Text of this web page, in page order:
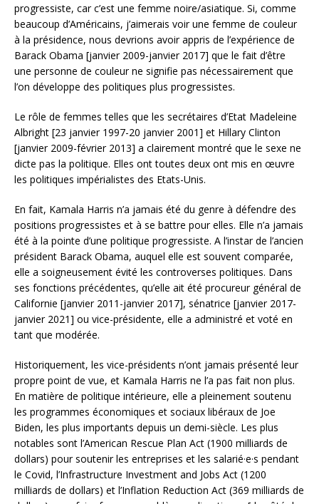
progressiste, car c’est une femme noire/asiatique. Si, comme
beaucoup d’Américains, j’aimerais voir une femme de couleur
à la présidence, nous devrions avoir appris de l’expérience de
Barack Obama [janvier 2009-janvier 2017] que le fait d’être
une personne de couleur ne signifie pas nécessairement que
l’on développe des politiques plus progressistes.
Le rôle de femmes telles que les secrétaires d’Etat Madeleine
Albright [23 janvier 1997-20 janvier 2001] et Hillary Clinton
[janvier 2009-février 2013] a clairement montré que le sexe ne
dicte pas la politique. Elles ont toutes deux ont mis en œuvre
les politiques impérialistes des Etats-Unis.
En fait, Kamala Harris n’a jamais été du genre à défendre des
positions progressistes et à se battre pour elles. Elle n’a jamais
été à la pointe d’une politique progressiste. A l’instar de l’ancien
président Barack Obama, auquel elle est souvent comparée,
elle a soigneusement évité les controverses politiques. Dans
ses fonctions précédentes, qu’elle ait été procureur général de
Californie [janvier 2011-janvier 2017], sénatrice [janvier 2017-
janvier 2021] ou vice-présidente, elle a administré et voté en
tant que modérée.
Historiquement, les vice-présidents n’ont jamais présenté leur
propre point de vue, et Kamala Harris ne l’a pas fait non plus.
En matière de politique intérieure, elle a pleinement soutenu
les programmes économiques et sociaux libéraux de Joe
Biden, les plus importants depuis un demi-siècle. Les plus
notables sont l’American Rescue Plan Act (1900 milliards de
dollars) pour soutenir les entreprises et les salarié·e·s pendant
le Covid, l’Infrastructure Investment and Jobs Act (1200
milliards de dollars) et l’Inflation Reduction Act (369 milliards de